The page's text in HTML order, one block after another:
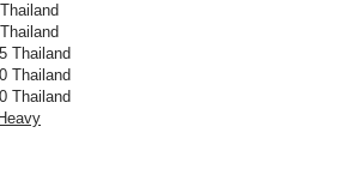
Thailand
Thailand
Thailand